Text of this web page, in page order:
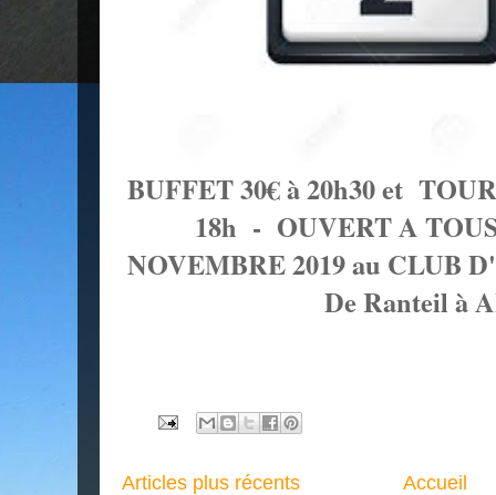
BUFFET 30€ à 20h30 et
18h - OUVERT A
NOVEMBRE 2019 au CLUB
De Ranteil à
Articles plus récents Accueil